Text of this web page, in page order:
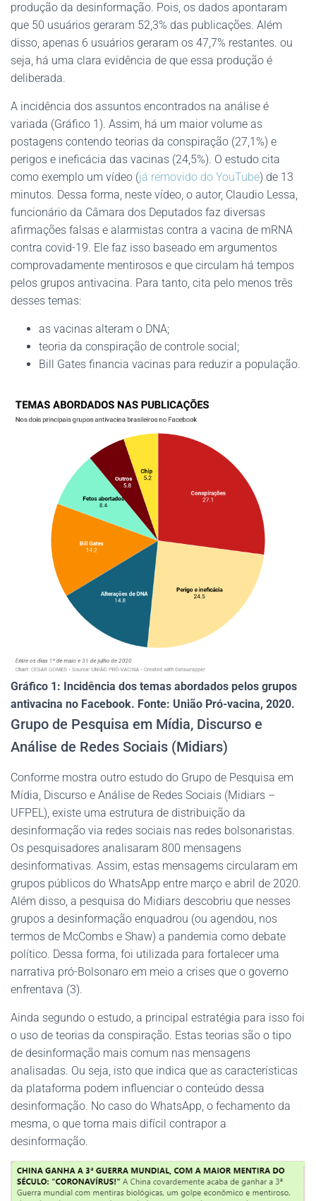
produção da desinformação. Pois, os dados apontaram
que 50 usuários geraram 52,3% das publicações. Além
disso, apenas 6 usuários geraram os 47,7% restantes. ou
seja, há uma clara evidência de que essa produção é
deliberada.
A incidência dos assuntos encontrados na análise é
variada (Gráfico 1). Assim, há um maior volume as
postagens contendo teorias da conspiração (27,1%) e
perigos e ineficácia das vacinas (24,5%). O estudo cita
como exemplo um vídeo (já removido do YouTube) de 13
minutos. Dessa forma, neste vídeo, o autor, Claudio Lessa,
funcionário da Câmara dos Deputados faz diversas
afirmações falsas e alarmistas contra a vacina de mRNA
contra covid-19. Ele faz isso baseado em argumentos
comprovadamente mentirosos e que circulam há tempos
pelos grupos antivacina. Para tanto, cita pelo menos três
desses temas:
as vacinas alteram o DNA;
teoria da conspiração de controle social;
Bill Gates financia vacinas para reduzir a população.
Gráfico 1: Incidência dos temas abordados pelos grupos
antivacina no Facebook. Fonte: União Pró-vacina, 2020.
Grupo de Pesquisa em Mídia, Discurso e
Análise de Redes Sociais (Midiars)
Conforme mostra outro estudo do Grupo de Pesquisa em
Mídia, Discurso e Análise de Redes Sociais (Midiars –
UFPEL), existe uma estrutura de distribuição da
desinformação via redes sociais nas redes bolsonaristas.
Os pesquisadores analisaram 800 mensagens
desinformativas. Assim, estas mensagems circularam em
grupos públicos do WhatsApp entre março e abril de 2020.
Além disso, a pesquisa do Midiars descobriu que nesses
grupos a desinformação enquadrou (ou agendou, nos
termos de McCombs e Shaw) a pandemia como debate
político. Dessa forma, foi utilizada para fortalecer uma
narrativa pró-Bolsonaro em meio a crises que o governo
enfrentava (3).
Ainda segundo o estudo, a principal estratégia para isso foi
o uso de teorias da conspiração. Estas teorias são o tipo
de desinformação mais comum nas mensagens
analisadas. Ou seja, isto que indica que as características
da plataforma podem influenciar o conteúdo dessa
desinformação. No caso do WhatsApp, o fechamento da
mesma, o que torna mais difícil contrapor a
desinformação.